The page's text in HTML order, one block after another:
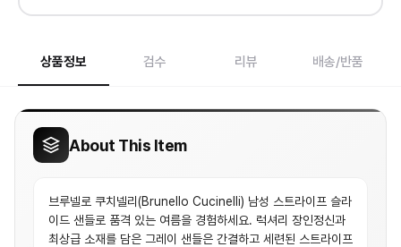
상품정보 검수 리뷰 배송/반품
About This Item
브루넬로 쿠치넬리(Brunello Cucinelli) 남성 스트라이프 슬라
이드 샌들로 품격 있는 여름을 경험하세요. 럭셔리 장인정신과
최상급 소재를 담은 그레이 샌들은 간결하고 세련된 스트라이프